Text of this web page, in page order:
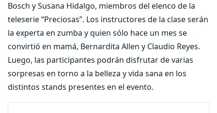
Bosch y Susana Hidalgo, miembros del elenco de la
teleserie “Preciosas”. Los instructores de la clase serán
la experta en zumba y quien sólo hace un mes se
convirtió en mamá, Bernardita Allen y Claudio Reyes.
Luego, las participantes podrán disfrutar de varias
sorpresas en torno a la belleza y vida sana en los
distintos stands presentes en el evento.